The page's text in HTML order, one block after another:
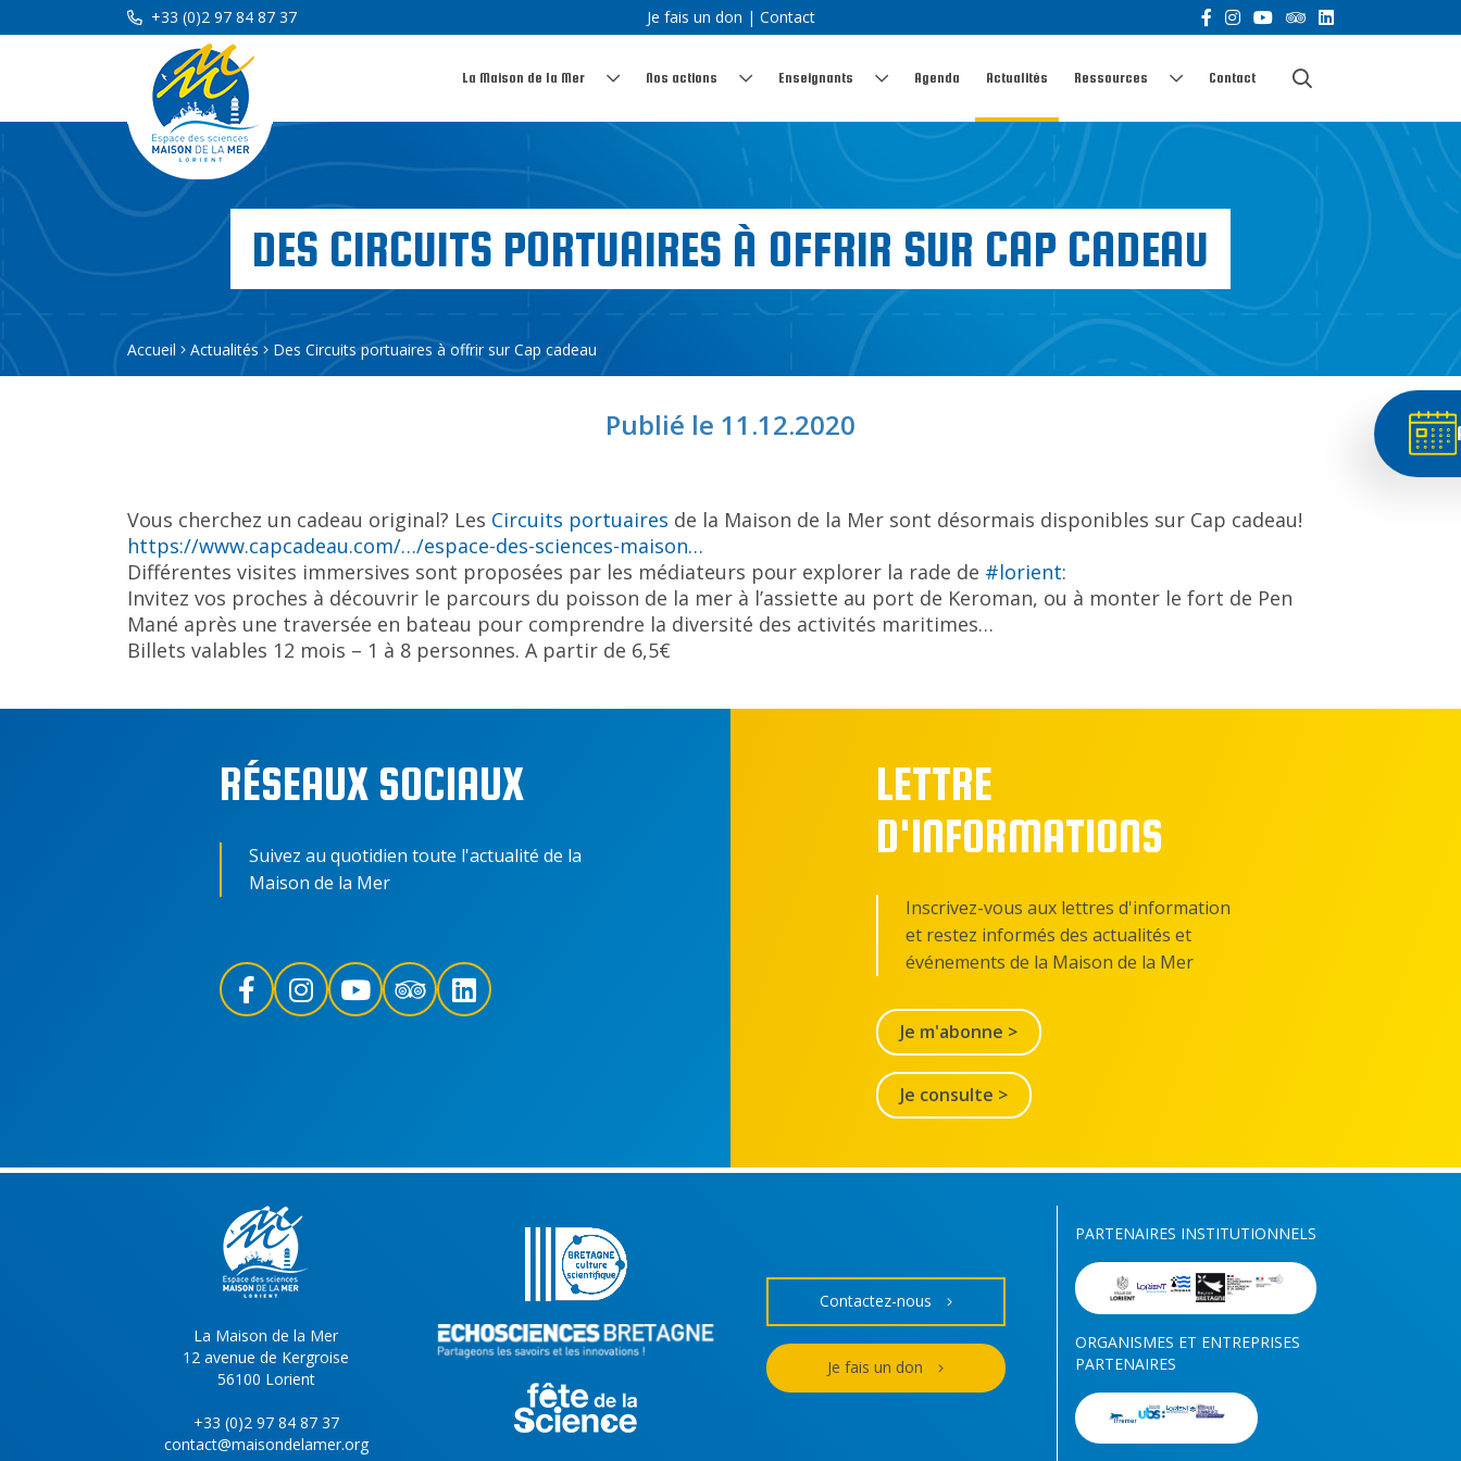
+33 (0)2 97 84 87 37 Je fais un don | Contact
La Maison de la Mer Nos actions Enseignants Agenda Actualités Ressources Contact
DES CIRCUITS PORTUAIRES À OFFRIR SUR CAP CADEAU
Accueil Actualités Des Circuits portuaires à offrir sur Cap cadeau
Publié le 11.12.2020
Vous cherchez un cadeau original? Les Circuits portuaires de la Maison de la Mer sont désormais disponibles sur Cap cadeau!
https://www.capcadeau.com/…/espace-des-sciences-maison…
Différentes visites immersives sont proposées par les médiateurs pour explorer la rade de #lorient:
Invitez vos proches à découvrir le parcours du poisson de la mer à l’assiette au port de Keroman, ou à monter le fort de Pen
Mané après une traversée en bateau pour comprendre la diversité des activités maritimes…
Billets valables 12 mois – 1 à 8 personnes. A partir de 6,5€
RÉSEAUX SOCIAUX
Suivez au quotidien toute l'actualité de la
Maison de la Mer
LETTRE
D'INFORMATIONS
Inscrivez-vous aux lettres d'information
et restez informés des actualités et
événements de la Maison de la Mer
Je m'abonne >
Je consulte >
La Maison de la Mer
12 avenue de Kergroise
56100 Lorient
+33 (0)2 97 84 87 37
contact@maisondelamer.org
Contactez-nous
Je fais un don
PARTENAIRES INSTITUTIONNELS
ORGANISMES ET ENTREPRISES
PARTENAIRES